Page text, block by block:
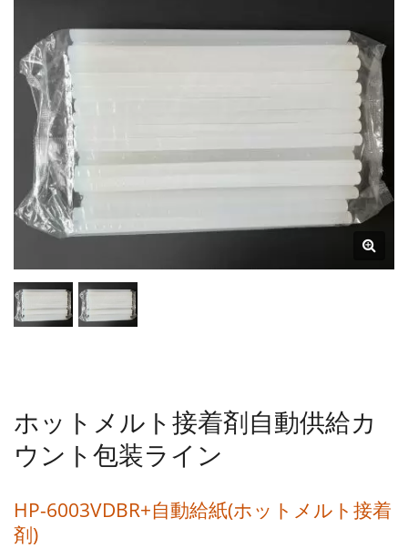
ホットメルト接着剤自動供給カ
ウント包装ライン
HP-6003VDBR+自動給紙(ホットメルト接着
剤)